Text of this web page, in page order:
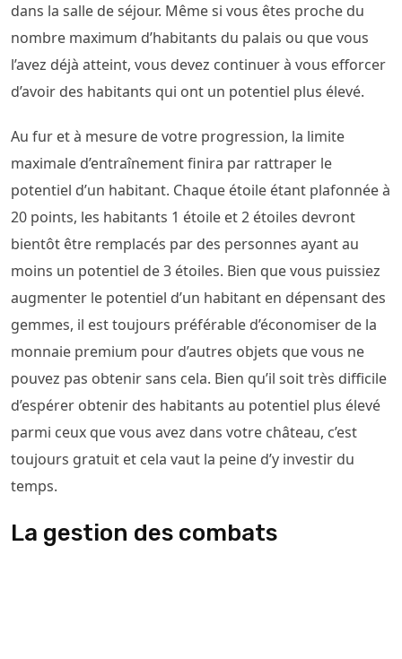
dans la salle de séjour. Même si vous êtes proche du
nombre maximum d’habitants du palais ou que vous
l’avez déjà atteint, vous devez continuer à vous efforcer
d’avoir des habitants qui ont un potentiel plus élevé.
Au fur et à mesure de votre progression, la limite
maximale d’entraînement finira par rattraper le
potentiel d’un habitant. Chaque étoile étant plafonnée à
20 points, les habitants 1 étoile et 2 étoiles devront
bientôt être remplacés par des personnes ayant au
moins un potentiel de 3 étoiles. Bien que vous puissiez
augmenter le potentiel d’un habitant en dépensant des
gemmes, il est toujours préférable d’économiser de la
monnaie premium pour d’autres objets que vous ne
pouvez pas obtenir sans cela. Bien qu’il soit très difficile
d’espérer obtenir des habitants au potentiel plus élevé
parmi ceux que vous avez dans votre château, c’est
toujours gratuit et cela vaut la peine d’y investir du
temps.
La gestion des combats